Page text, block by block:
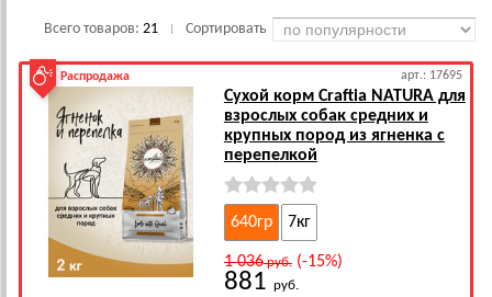
Всего товаров: 21 Сортировать
Распродажа арт.: 17695
Сухой корм Craftia NATURA для
взрослых собак средних и
крупных пород из ягненка с
перепелкой
640гр 7кг
1 036руб.(-15%)
881 руб.